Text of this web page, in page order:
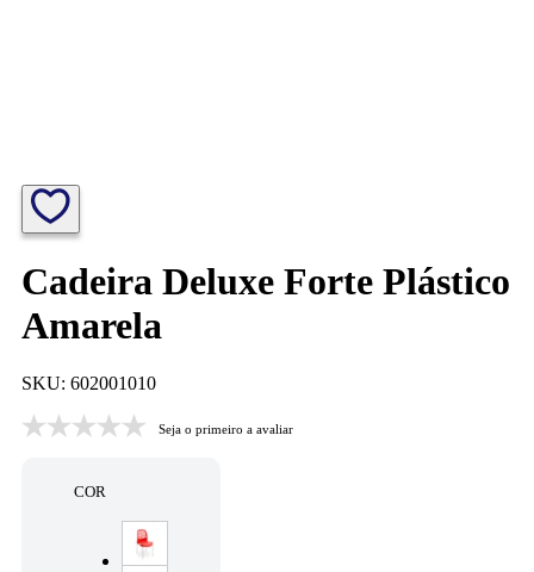
Cadeira Deluxe Forte Plástico
Amarela
SKU: 602001010
Seja o primeiro a avaliar
COR